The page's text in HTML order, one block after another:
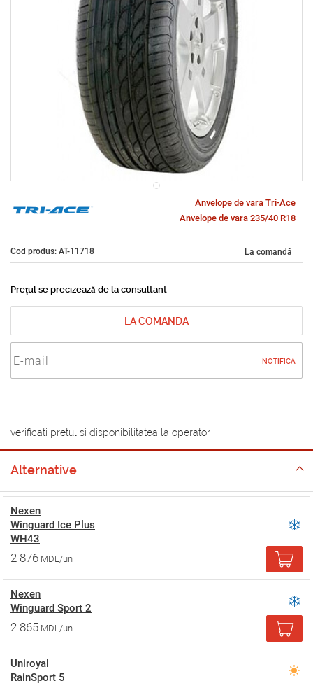
Anvelope de vara Tri-Ace
Anvelope de vara 235/40 R18
Cod produs: AT-11718 La comandă
Prețul se precizează de la consultant
LA COMANDA
NOTIFICA
verificati pretul si disponibilitatea la operator
Alternative
Nexen
Winguard Ice Plus
WH43
2 876 MDL/un
Nexen
Winguard Sport 2
2 865 MDL/un
Uniroyal
RainSport 5